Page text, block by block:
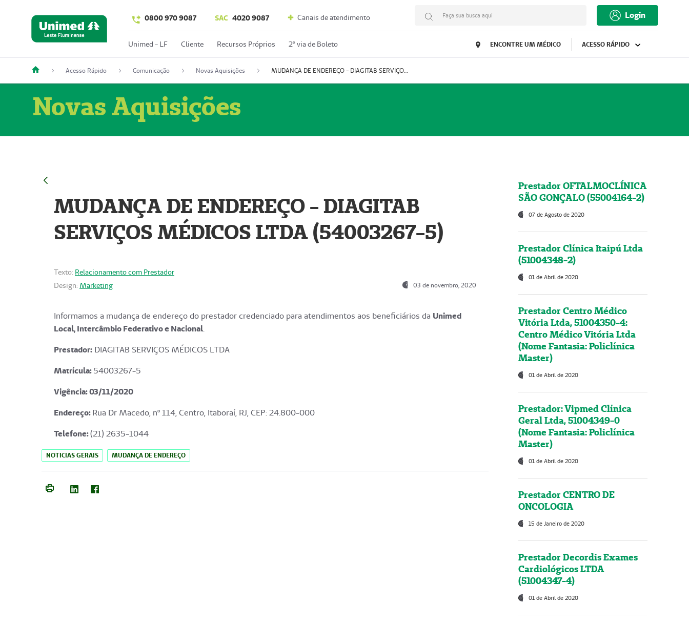
0800 970 9087 SAC 4020 9087 Canais de atendimento Faça sua busca aqui Login
Unimed - LF Cliente Recursos Próprios 2º via de Boleto ENCONTRE UM MÉDICO ACESSO RÁPIDO
Acesso Rápido Comunicação Novas Aquisições MUDANÇA DE ENDEREÇO - DIAGITAB SERVIÇOS MÉDICOS LTDA (54003267-5)
Novas Aquisições
MUDANÇA DE ENDEREÇO - DIAGITAB
SERVIÇOS MÉDICOS LTDA (54003267-5)
Texto: Relacionamento com Prestador
Design: Marketing 03 de novembro, 2020
Informamos a mudança de endereço do prestador credenciado para atendimentos aos beneficiários da Unimed
Local, Intercâmbio Federativo e Nacional.
Prestador: DIAGITAB SERVIÇOS MÉDICOS LTDA
Matrícula:54003267-5
Vigência: 03/11/2020
Endereço:Rua Dr Macedo, nº 114, Centro, Itaboraí, RJ, CEP: 24.800-000
Telefone:(21) 2635-1044
NOTICIAS GERAIS MUDANÇA DE ENDEREÇO
Prestador OFTALMOCLÍNICA
SÃO GONÇALO (55004164-2)
07 de Agosto de 2020
Prestador Clínica Itaipú Ltda
(51004348-2)
01 de Abril de 2020
Prestador Centro Médico
Vitória Ltda, 51004350-4:
Centro Médico Vitória Ltda
(Nome Fantasia: Policlínica
Master)
01 de Abril de 2020
Prestador: Vipmed Clínica
Geral Ltda, 51004349-0
(Nome Fantasia: Policlínica
Master)
01 de Abril de 2020
Prestador CENTRO DE
ONCOLOGIA
15 de Janeiro de 2020
Prestador Decordis Exames
Cardiológicos LTDA
(51004347-4)
01 de Abril de 2020